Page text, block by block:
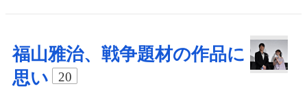
福山雅治、戦争題材の作品に
思い
20